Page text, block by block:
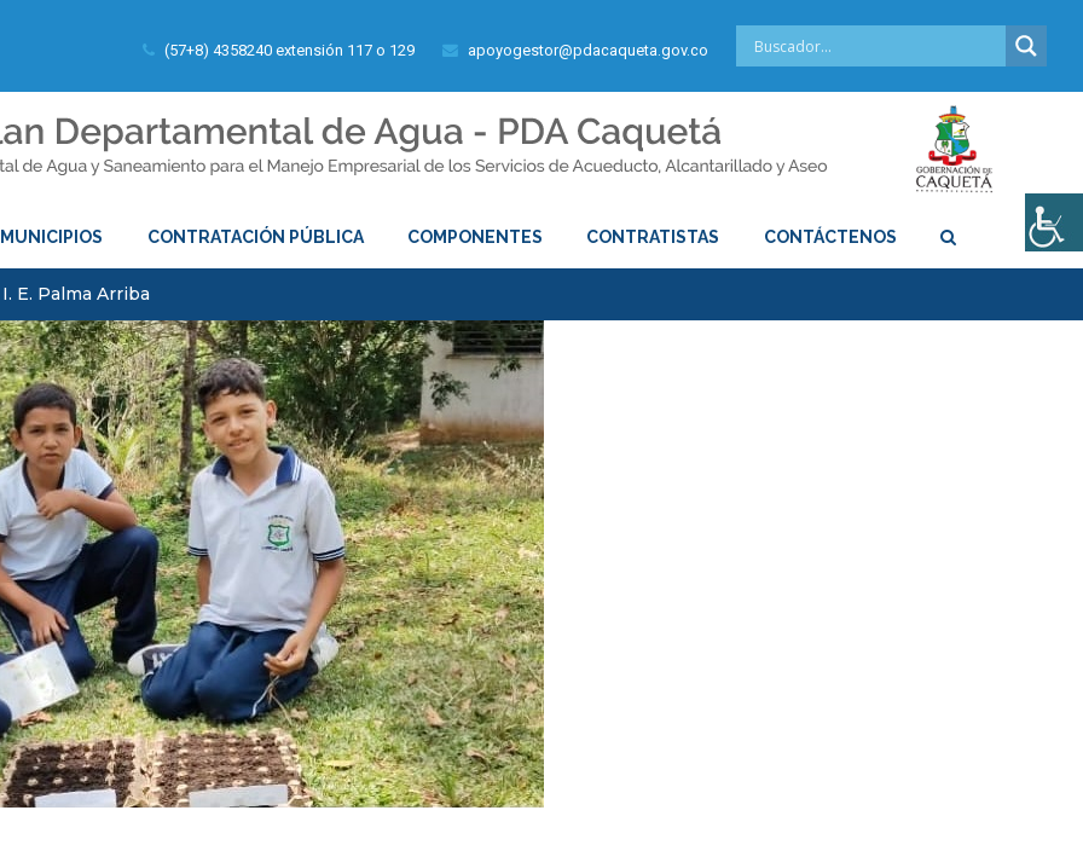
(57+8) 4358240 extensión 117 o 129 apoyogestor@pdacaqueta.gov.co
MUNICIPIOS CONTRATACIÓN PÚBLICA COMPONENTES CONTRATISTAS CONTÁCTENOS
E. Palma Arriba